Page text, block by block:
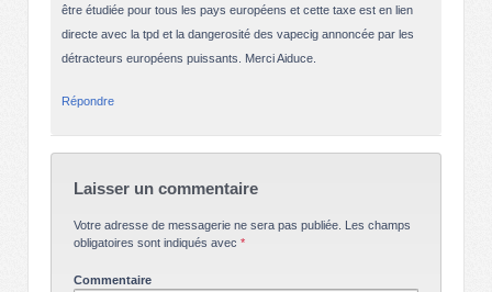
être étudiée pour tous les pays européens et cette taxe est en lien
directe avec la tpd et la dangerosité des vapecig annoncée par les
détracteurs européens puissants. Merci Aiduce.
Répondre
Laisser un commentaire
Votre adresse de messagerie ne sera pas publiée.
Les champs
obligatoires sont indiqués avec *
Commentaire